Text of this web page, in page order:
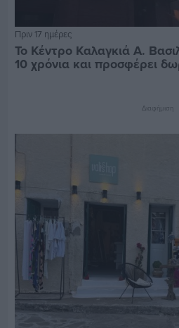
Πριν 17 ημέρες
Το Κέντρο Καλαγκιά Α.
10 χρόνια και προσφέρει
Διαφήμιση